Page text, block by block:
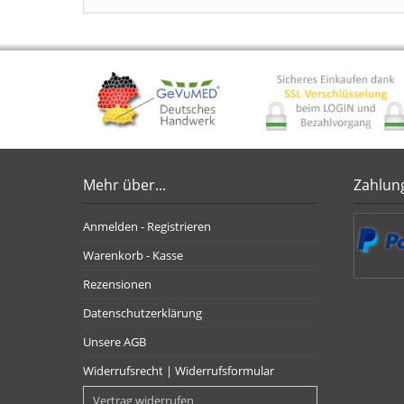
Mehr über...
Anmelden - Registrieren
Warenkorb - Kasse
Rezensionen
Datenschutzerklärung
Unsere AGB
Widerrufsrecht | Widerrufsformular
Vertrag widerrufen